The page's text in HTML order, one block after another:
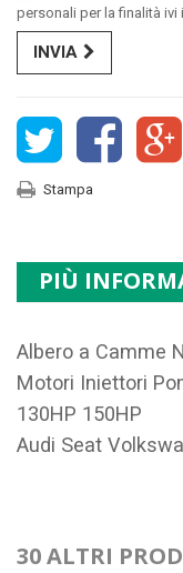
personali per la finalità ivi
INVIA
Stampa
PIÙ
Albero a Camme
Motori Iniettori
130HP 150HP
Audi Seat
30 ALTRI